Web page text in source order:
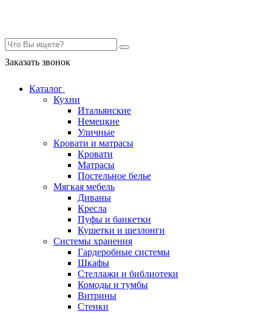
Заказать звонок
Каталог
Кухни
Итальянские
Немецкие
Уличные
Кровати и матрасы
Кровати
Матрасы
Постельное белье
Мягкая мебель
Диваны
Кресла
Пуфы и банкетки
Кушетки и шезлонги
Системы хранения
Гардеробные системы
Шкафы
Стеллажи и библиотеки
Комоды и тумбы
Витрины
Стенки